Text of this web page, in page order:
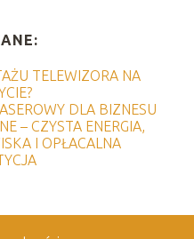
TELEWIZORA NA
DLA BIZNESU
– CZYSTA ENERGIA,
I OPŁACALNA